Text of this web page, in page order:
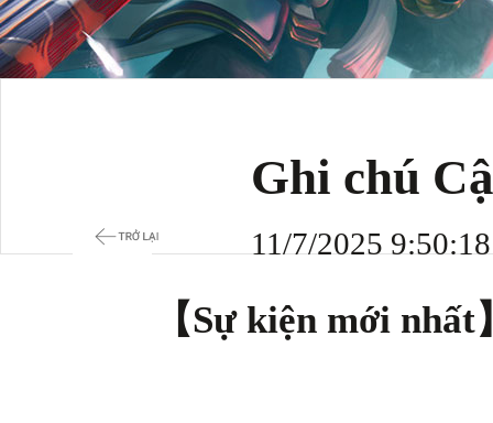
Ghi chú
11/7/2025
【Sự kiện mới nhất